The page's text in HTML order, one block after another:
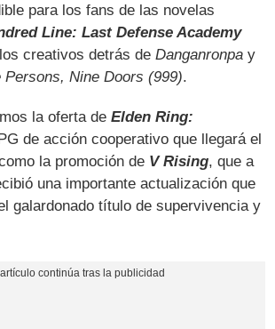
para los fans de las novelas
Line: Last Defense Academy
creativos detrás deDanganronpa y
Nine Doors (999).
la oferta deElden Ring:
de acción cooperativo que llegará el
la promoción de V Rising, que a
una importante actualización que
galardonado título de supervivencia y